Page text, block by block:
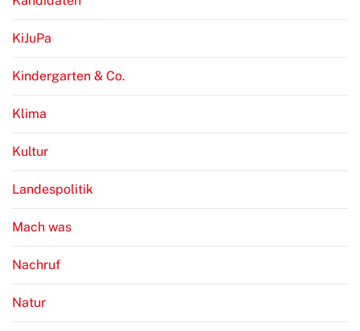
KiJuPa
Kindergarten & Co.
Klima
Kultur
Landespolitik
Mach was
Nachruf
Natur